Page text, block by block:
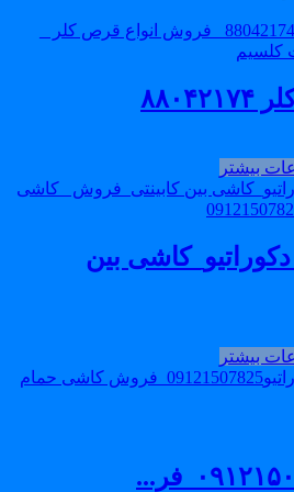
بیشتر
بین
بیشتر